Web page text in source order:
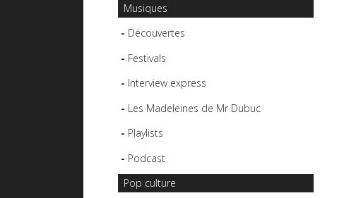
Musiques
Découvertes
Festivals
Interview express
Les Madeleines de Mr Dubuc
Playlists
Podcast
Pop culture